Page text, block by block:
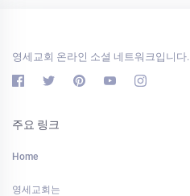
영세교회 온라인 소셜 네트워크입니다.
주요 링크
Home
영세교회는